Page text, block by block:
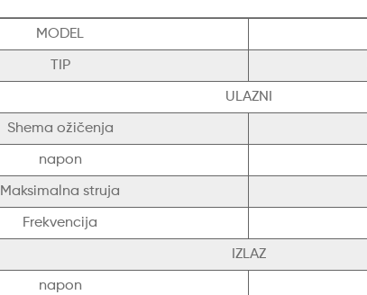
MODEL
TIP
ULAZNI
Shema ožičenja
napon
Maksimalna struja
Frekvencija
IZLAZ
napon